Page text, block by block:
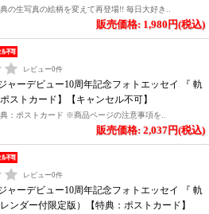
の生写真の絵柄を変えて再登場!! 毎日大好き..
販売価格: 1,980円(税込)
レビュー0件
ャーデビュー10周年記念フォトエッセイ 『 軌
ストカード】【キャンセル不可】
：ポストカード ※商品ページの注意事項を..
販売価格: 2,037円(税込)
レビュー0件
ャーデビュー10周年記念フォトエッセイ 『 軌
ンダー付限定版）【特典：ポストカード】